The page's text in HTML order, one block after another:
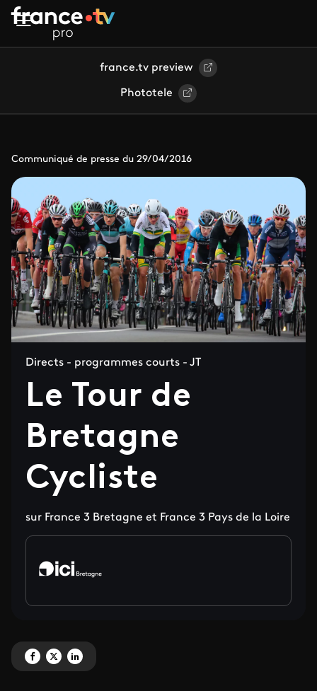
Aller au contenu principal
france.tv preview
Phototele
Communiqué de presse du 29/04/2016
Directs - programmes courts - JT
Le Tour de
Bretagne
Cycliste
sur France 3 Bretagne et France 3 Pays de la Loire
Partagez 'Le Tour de Bretagne Cycliste' sur Facebook
Partagez 'Le Tour de Bretagne Cycliste' sur X
Partagez 'Le Tour de Bretagne Cycliste' sur LinkedIn